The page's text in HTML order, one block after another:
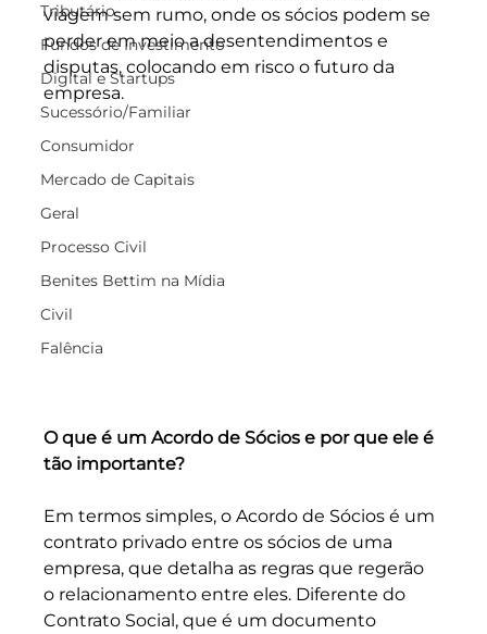
Tributário
Fundos de Investimento
Digital e Startups
Sucessório/Familiar
Consumidor
Mercado de Capitais
Geral
Processo Civil
Benites Bettim na Mídia
Civil
Falência
viagem sem rumo, onde os sócios podem se
perder em meio a desentendimentos e
disputas, colocando em risco o futuro da
empresa.
O que é um Acordo de Sócios e por que ele é
tão importante?
Em termos simples, o Acordo de Sócios é um
contrato privado entre os sócios de uma
empresa, que detalha as regras que regerão
o relacionamento entre eles. Diferente do
Contrato Social, que é um documento